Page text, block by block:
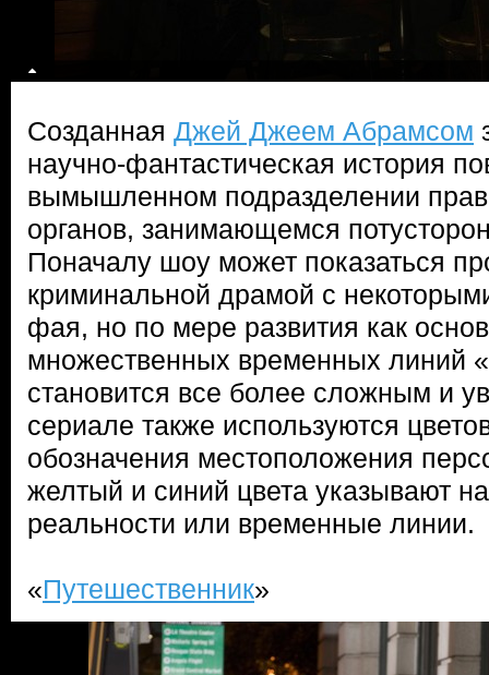
Созданная Джей Джеем Абрамсом
научно-фантастическая история
вымышленном подразделении
органов, занимающемся
Поначалу шоу может показаться
криминальной драмой с
фая, но по мере развития как
множественных временных линий «
становится все более сложным и
сериале также используются
обозначения местоположения
желтый и синий цвета указывают
реальности или временные линии.
«Путешественник»